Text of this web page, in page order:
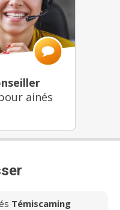
ainés
Témiscaming